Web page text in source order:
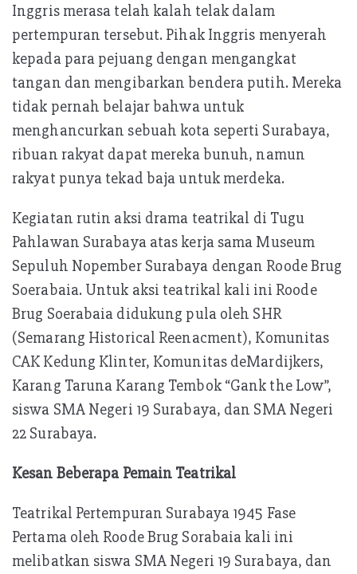
Inggris merasa telah kalah telak dalam
pertempuran tersebut. Pihak Inggris menyerah
kepada para pejuang dengan mengangkat
tangan dan mengibarkan bendera putih. Mereka
tidak pernah belajar bahwa untuk
menghancurkan sebuah kota seperti Surabaya,
ribuan rakyat dapat mereka bunuh, namun
rakyat punya tekad baja untuk merdeka.
Kegiatan rutin aksi drama teatrikal di Tugu
Pahlawan Surabaya atas kerja sama Museum
Sepuluh Nopember Surabaya dengan Roode Brug
Soerabaia. Untuk aksi teatrikal kali ini Roode
Brug Soerabaia didukung pula oleh SHR
(Semarang Historical Reenacment), Komunitas
CAK Kedung Klinter, Komunitas deMardijkers,
Karang Taruna Karang Tembok “Gank the Low”,
siswa SMA Negeri 19 Surabaya, dan SMA Negeri
22 Surabaya.
Kesan Beberapa Pemain Teatrikal
Teatrikal Pertempuran Surabaya 1945 Fase
Pertama oleh Roode Brug Sorabaia kali ini
melibatkan siswa SMA Negeri 19 Surabaya, dan